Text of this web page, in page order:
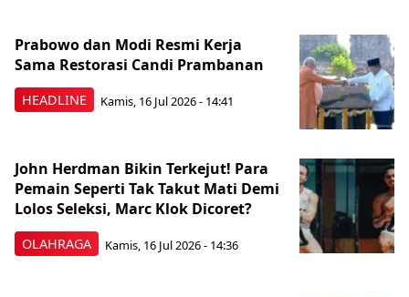
HEADLINE
Prabowo dan Modi Resmi Kerja
Sama Restorasi Candi Prambanan
Kamis, 16 Jul 2026 - 14:41
OLAHRAGA
John Herdman Bikin Terkejut! Para
Pemain Seperti Tak Takut Mati Demi
Lolos Seleksi, Marc Klok Dicoret?
Kamis, 16 Jul 2026 - 14:36